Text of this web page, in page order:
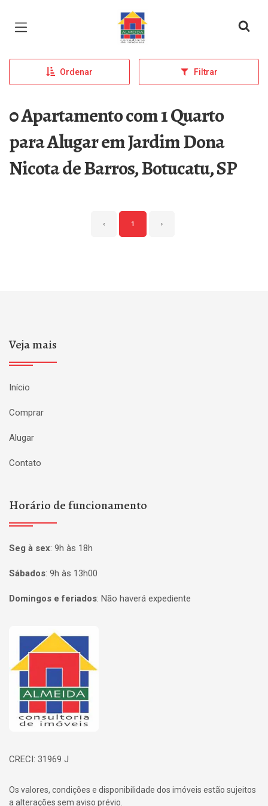
Página inicial
Ordenar Filtrar
0 Apartamento com 1 Quarto
para Alugar em Jardim Dona
Nicota de Barros, Botucatu, SP
‹ 1 ›
Veja mais
Início
Comprar
Alugar
Contato
Horário de funcionamento
Seg à sex: 9h às 18h
Sábados: 9h às 13h00
Domingos e feriados: Não haverá expediente
Página inicial
CRECI: 31969 J
Os valores, condições e disponibilidade dos imóveis estão sujeitos
a alterações sem aviso prévio.